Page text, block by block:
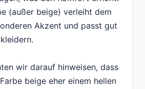
(außer beige) verleiht dem
Akzent und passt gut
wir darauf hinweisen, dass
beige eher einem hellen